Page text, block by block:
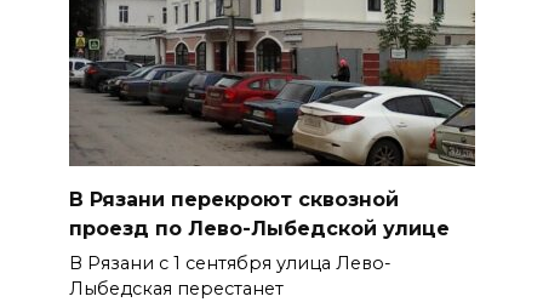
В Рязани перекроют сквозной
проезд по Лево-Лыбедской улице
В Рязани с 1 сентября улица Лево-
Лыбедская перестанет